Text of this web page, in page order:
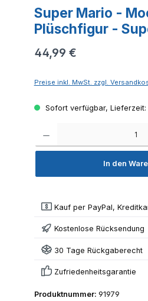
Super Mario -
Plüschfigur -
44,99 €
Preise inkl. MwSt. zzgl.
Sofort verfügbar, Lieferzeit:
In den
Kauf per PayPal,
Kostenlose Rücksendung
30 Tage Rückgaberecht
Zufriedenheitsgarantie
Produktnummer: 91979